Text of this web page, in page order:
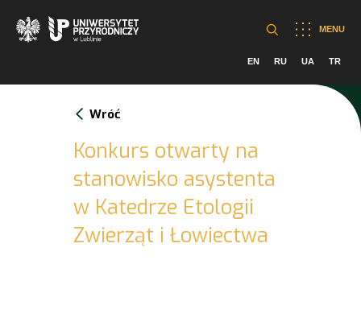
MENU
EN RU UA TR
Wróć
Konkurs otwarty na
stanowisko asystenta
w Katedrze Etologii
Zwierząt i Łowiectwa